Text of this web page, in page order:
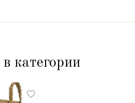
категории